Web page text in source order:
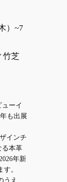
）~7
竹芝
ューイ
も出展
インチ
る本革
年新
。
え、